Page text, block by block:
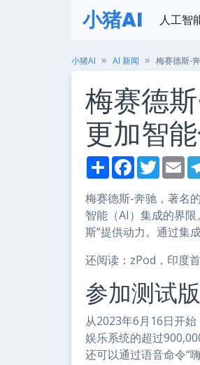
小猪AI 人工智
小猪AI AI 新闻 梅赛德斯-
梅赛德
更加智
S
h
r
e
F
a
e
b
o
o
k
T
w
t
e
r
E
m
i
l
梅赛德斯-奔驰，著名
智能（AI）集成的界
斯”提供动力。通过集
还阅读：zPod，印度
参加测试
从2023年6月16日开
娱乐系统的超过
还可以通过语音命令“